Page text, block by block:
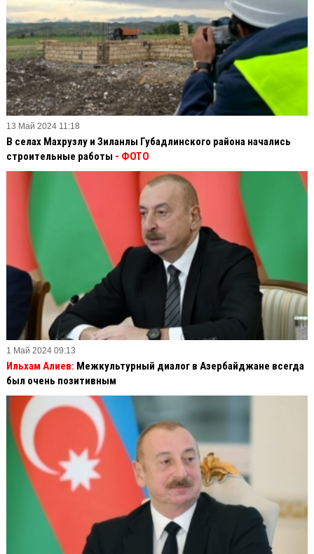
13 Май 2024 11:18
В селах Махрузлу и Зиланлы Губадлинского района начались
строительные работы - ФОТО
1 Май 2024 09:13
Ильхам Алиев: Межкультурный диалог в Азербайджане всегда
был очень позитивным